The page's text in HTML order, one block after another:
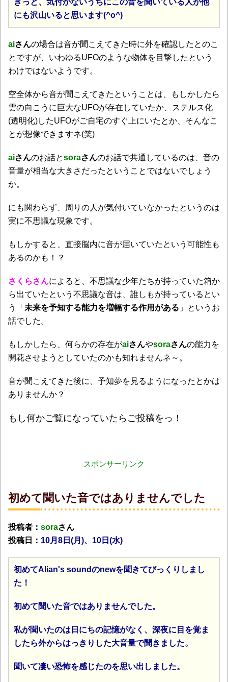
きっと、気付かないうちにこの音を聞いている人が他
にも沢山いると思います(^o^)
aiさんの場合は音が聞こえてきた時に外を確認したとのこ
とですが、いわゆるUFOのような物体を目撃したという
わけではないようです。
空全体から音が聞こえてきたということは、もしかしたら
雲の向こうに巨大なUFOが存在していたか、ステルス化
(透明化)したUFOがご自宅のすぐ上にいたとか、そんなこ
とが想像できますネ(笑)
aiさんのお話とsoraさんのお話で共通しているのは、音の
音量が相当な大きさだったということではないでしょう
か。
にも関わらず、周りの人が気付いていなかったというのは
実に不思議な現象です。
もしかすると、直接脳内に音が届いていたという可能性も
あるのかも！？
さくらさんによると、不思議な少年たちが持っていた箱か
ら出ていたという不思議な音は、誰しもが持っているとい
う「 未来を予知する能力を増幅する作用がある 」というお
話でした。
もしかしたら、何らかの存在がaiさんやsoraさんの能力を
開花させようとしていたのかも知れませんネ～。
音が聞こえてきた後に、予知夢を見るようになったとかは
ありませんか？
もし何かご覧になっていたらご投稿をっ！
スポンサーリンク
初めて聞いた音ではありませんでした
投稿者： soraさん
投稿日： 10月8日(月 )、10日(水)
初めてAlian's soundのnewを聞きてびっくりしまし
た！
初めて聞いた音ではありませんでした。
私が聞いたのは日にちの記憶がなく、深夜に目を覚ま
したら外からはっきりした大音量で聞きました。
聞いて凄い恐怖を感じたのを思い出しました。